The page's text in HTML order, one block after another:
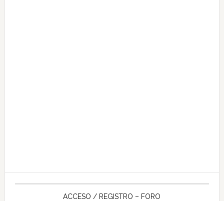
ACCESO / REGISTRO – FORO